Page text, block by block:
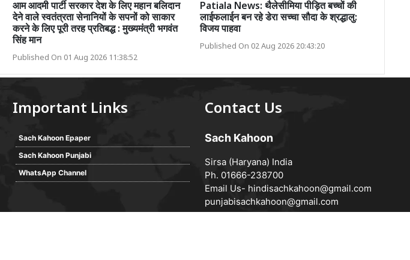
आम आदमी पार्टी सरकार देश के लिए महान बलिदान
देने वाले स्वतंत्रता सेनानियों के सपनों को साकार
करने के लिए पूरी तरह प्रतिबद्ध : मुख्यमंत्री भगवंत
सिंह मान
Published On 01 Aug 2026 11:38:52
Patiala News: थैलेसीमिया पीड़ित बच्चों की
लाईफलाईन बन रहे डेरा सच्चा सौदा के श्रद्धालु:
विजय पाहवा
Published On 02 Aug 2026 20:43:20
Important Links
Sach Kahoon Epaper
Sach Kahoon Punjabi
WhatsApp Channel
Contact Us
Sach Kahoon
Sirsa (Haryana) India
Ph. 01666-238700
Email Us- hindisachkahoon@gmail.com
punjabisachkahoon@gmail.com